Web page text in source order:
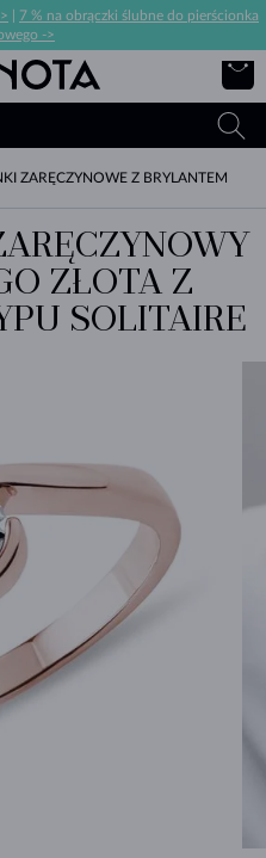
7 % na obrączki ślubne do pierścionka
->
ZARĘCZYNOWE Z BRYLANTEM
ZŁOTA Z
SOLITAIRE